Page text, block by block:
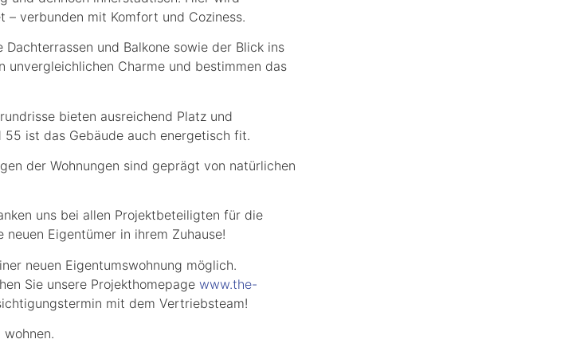
verbunden mit Komfort und Coziness.
Dachterrassen und Balkone sowie der Blick ins
unvergleichlichen Charme und bestimmen das
bieten ausreichend Platz und
ist das Gebäude auch energetisch fit.
der Wohnungen sind geprägt von natürlichen
uns bei allen Projektbeteiligten für die
Eigentümer in ihrem Zuhause!
neuen Eigentumswohnung möglich.
Sie unsere Projekthomepage www.the-
mit dem Vertriebsteam!